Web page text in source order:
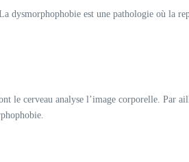
dysmorphophobie est une pathologie où la
le cerveau analyse l’image corporelle. Par